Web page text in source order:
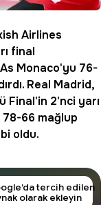
Airlines
final
Monaco'yu 76-
Real Madrid,
Final'in 2'nci yarı
78-66 mağlup
oldu.
tercih edilen
olarak ekleyin